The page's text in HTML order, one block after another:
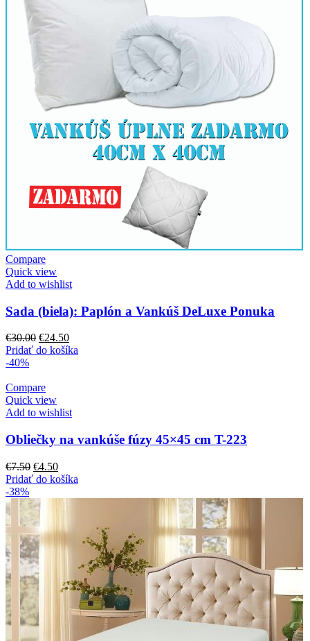
Compare
Quick view
Add to wishlist
Sada (biela): Paplón a Vankúš DeLuxe Ponuka
€30.00 Pôvodná
cena
€24.50Aktuálna
cena
Pridať do košíka
-40%
Compare
Quick view
Add to wishlist
Obliečky na vankúše fúzy 45×45 cm T-223
€7.50 Pôvodná
cena
€7.50.
€4.50Aktuálna
cena
Pridať do košíka
-38%